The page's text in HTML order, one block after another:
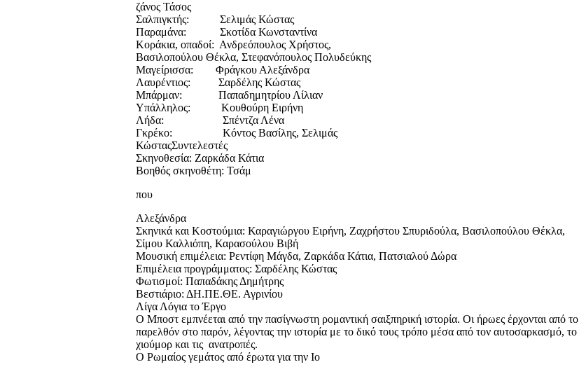
ζάνος Τάσος
Σαλπιγκτής: Σελιμάς Κώστας
Παραμάνα: Σκοτίδα Κωνσταντίνα
Κοράκια, οπαδοί: Ανδρεόπουλος Χρήστος,
Βασιλοπούλου Θέκλα, Στεφανόπουλος Πολυδεύκης
Μαγείρισσα: Φράγκου Αλεξάνδρα
Λαυρέντιος: Σαρδέλης Κώστας
Μπάρμαν: Παπαδημητρίου Λίλιαν
Υπάλληλος: Κουθούρη Ειρήνη
Λήδα: Σπέντζα Λένα
Γκρέκο: Κόντος Βασίλης, Σελιμάς
ΚώσταςΣυντελεστές
Σκηνοθεσία: Ζαρκάδα Κάτια
Βοηθός σκηνοθέτη: Τσάμ
που
Αλεξάνδρα
Σκηνικά και Κοστούμια: Καραγιώργου Ειρήνη, Ζαχρήστου Σπυριδούλα, Βασιλοπούλου Θέκλα,
Σίμου Καλλιόπη, Καρασούλου Βιβή
Μουσική επιμέλεια: Ρεντίφη Μάγδα, Ζαρκάδα Κάτια, Πατσιαλού Δώρα
Επιμέλεια προγράμματος: Σαρδέλης Κώστας
Φωτισμοί: Παπαδάκης Δημήτρης
Βεστιάριο: ΔΗ.ΠΕ.ΘΕ. Αγρινίου
Λίγα Λόγια το Έργο
Ο Μποστ εμπνέεται από την πασίγνωστη ρομαντική σαιξπηρική ιστορία. Οι ήρωες έρχονται από το
παρελθόν στο παρόν, λέγοντας την ιστορία με το δικό τους τρόπο μέσα από τον αυτοσαρκασμό, το
χιούμορ και τις ανατροπές.
Ο Ρωμαίος γεμάτος από έρωτα για την Ιο